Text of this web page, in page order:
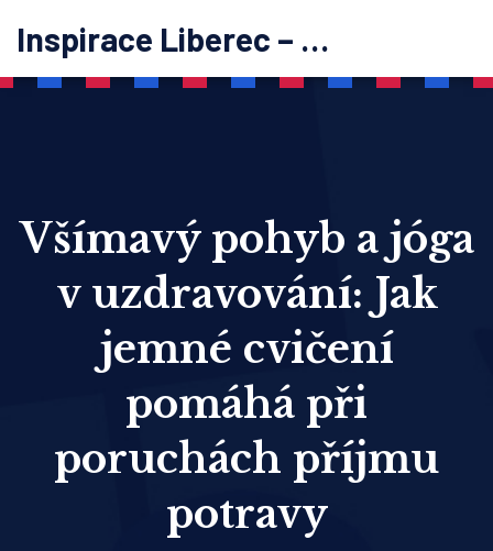
Inspirace Liberec – psychoterapie
Všímavý pohyb a jóga
v uzdravování: Jak
jemné cvičení
pomáhá při
poruchách příjmu
potravy